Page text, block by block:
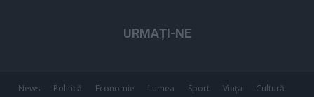
URMAȚI-NE
News Politică Economie Lumea Sport Viața Cultură